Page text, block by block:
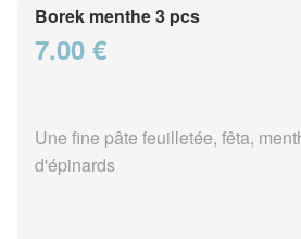
Borek menthe 3 pcs
7.00 €
Une fine pâte feuilletée, fêta,
d'épinards